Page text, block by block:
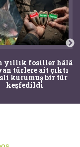
yıllık fosiller hâlâ
türlere ait çıktı
kurumuş bir tür
keşfedildi